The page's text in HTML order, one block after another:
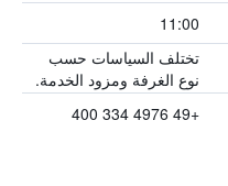
11:00
تختلف السياسات حسب
نوع الغرفة ومزود الخدمة.
+49 4976 334 400